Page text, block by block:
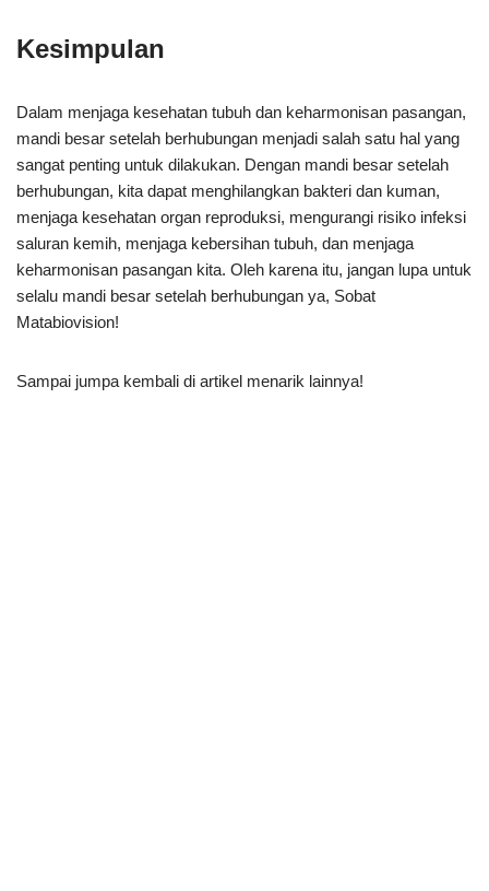
Kesimpulan
Dalam menjaga kesehatan tubuh dan keharmonisan pasangan,
mandi besar setelah berhubungan menjadi salah satu hal yang
sangat penting untuk dilakukan. Dengan mandi besar setelah
berhubungan, kita dapat menghilangkan bakteri dan kuman,
menjaga kesehatan organ reproduksi, mengurangi risiko infeksi
saluran kemih, menjaga kebersihan tubuh, dan menjaga
keharmonisan pasangan kita. Oleh karena itu, jangan lupa untuk
selalu mandi besar setelah berhubungan ya, Sobat
Matabiovision!
Sampai jumpa kembali di artikel menarik lainnya!